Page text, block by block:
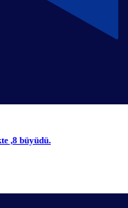
,8 büyüdü.